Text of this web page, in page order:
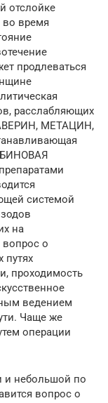
отслойке
время
продлеваться
расслабляющих
МЕТАЦИН,
системой
на
вопрос о
путях
проходимость
ведением
Чаще же
операции
и небольшой по
вопрос о